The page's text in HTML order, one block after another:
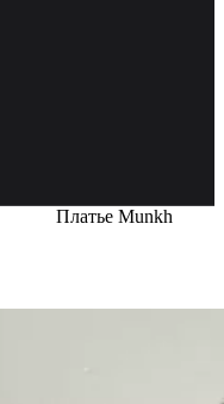
Платье Munkh